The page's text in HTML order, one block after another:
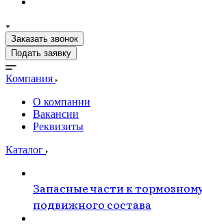
Заказать звонок
Подать заявку
Компания
О компании
Вакансии
Реквизиты
Каталог
Запасные части к
подвижного состава